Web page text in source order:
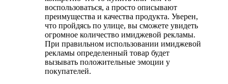
воспользоваться, а просто описывают
преимущества и качества продукта. Уверен,
что пройдясь по улице, вы сможете увидеть
огромное количество имиджевой рекламы.
При правильном использовании имиджевой
рекламы определенный товар будет
вызывать положительные эмоции у
покупателей.